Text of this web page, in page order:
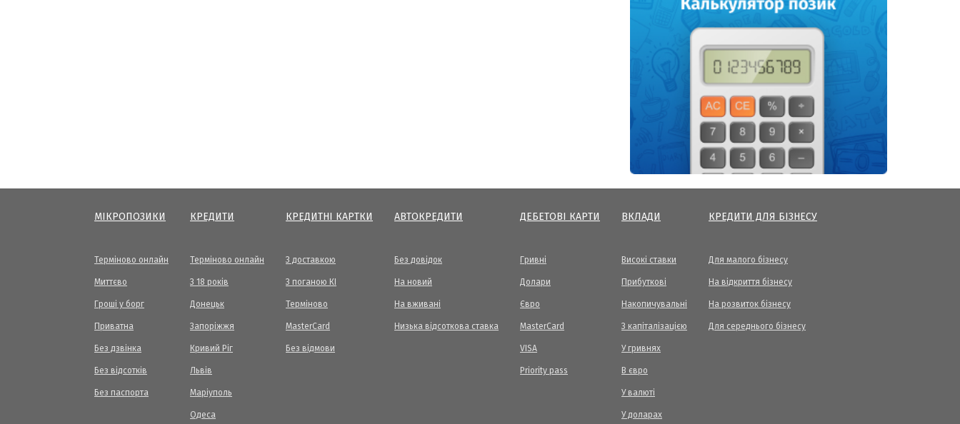
МІКРОПОЗИКИ
Терміново онлайн
Миттєво
Гроші у борг
Приватна
Без дзвінка
Без відсотків
Без паспорта
КРЕДИТИ
Терміново онлайн
З 18 років
Донецьк
Запоріжжя
Кривий Ріг
Львів
Маріуполь
Одеса
КРЕДИТНІ КАРТКИ
З доставкою
З поганою КІ
Терміново
МasterCard
Без відмови
АВТОКРЕДИТИ
Без довідок
На новий
На вживані
Низька відсоткова ставка
ДЕБЕТОВІ КАРТИ
Гривні
Долари
Євро
MasterCard
VISA
Priority pass
ВКЛАДИ
Високі ставки
Прибуткові
Накопичувальні
З капіталізацією
У гривнях
В євро
У валюті
У доларах
КРЕДИТИ ДЛЯ БІЗНЕСУ
Для малого бізнесу
На відкриття бізнесу
На розвиток бізнесу
Для середнього бізнесу